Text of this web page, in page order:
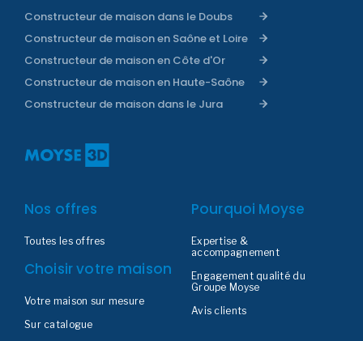
Constructeur de maison dans le Doubs
Constructeur de maison en Saône et Loire
Constructeur de maison en Côte d'Or
Constructeur de maison en Haute-Saône
Constructeur de maison dans le Jura
Nos offres
Toutes les offres
Choisir votre maison
Votre maison sur mesure
Sur catalogue
Pourquoi Moyse
Expertise &
accompagnement
Engagement qualité du
Groupe Moyse
Avis clients